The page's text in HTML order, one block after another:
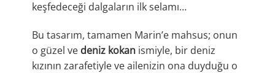
keşfedeceği dalgaların ilk selamı…
Bu tasarım, tamamen Marin’e mahsus; onun
o güzel ve deniz kokanismiyle, bir deniz
kızının zarafetiyle ve ailenizin ona duyduğu o